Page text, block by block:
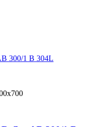
300/1 B 304L